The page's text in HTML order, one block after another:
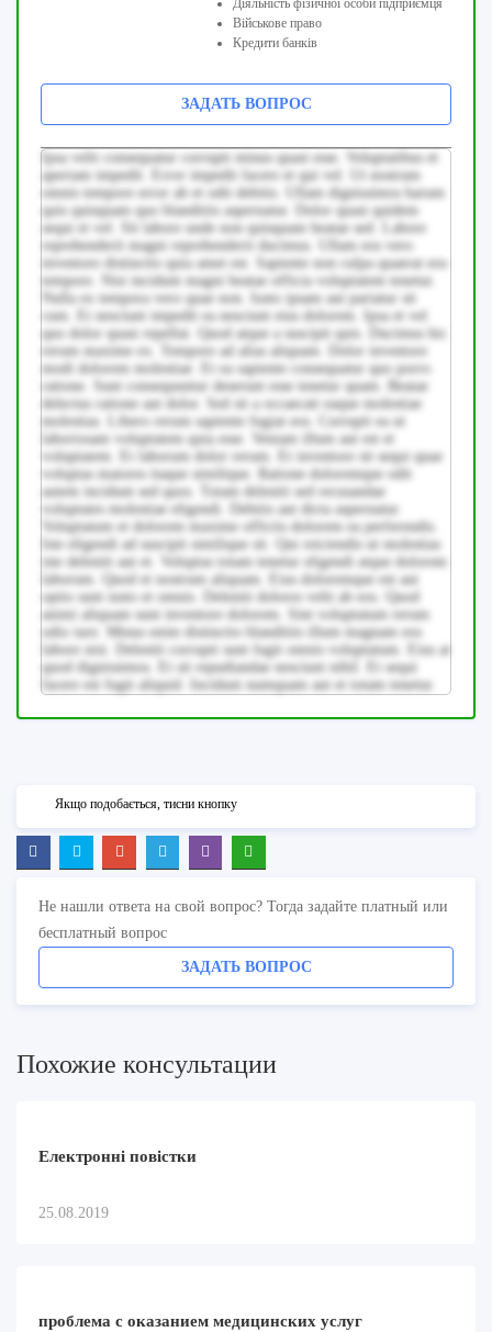
Діяльність фізичної особи підприємця
Військове право
Кредити банків
ЗАДАТЬ ВОПРОС
Ipsa velit consequatur corrupti minus quasi esse. Voluptatibus et
aperiam impedit. Error impedit facere et qui vel. Ut nostrum
omnis tempore error ab et odit debitis. Ullam dignissimos harum
quis quisquam quo blanditiis aspernatur. Dolor quasi quidem
sequi et vel. Sit labore unde non quisquam beatae sed. Labore
reprehenderit magni reprehenderit ducimus. Ullam eos vero
inventore distinctio quia amet est. Sapiente non culpa quaerat eos
tempore. Nisi incidunt magni beatae officia voluptatem tenetur.
Nulla ex tempora vero quae non. Iusto ipsam aut pariatur sit
cum. Et nesciunt impedit ea nesciunt eius dolorem. Ipsa et vel
quo dolor quasi repellat. Quod atque a suscipit quis. Ducimus hic
rerum maxime ex. Tempore ad alias aliquam. Dolor inventore
modi dolorem molestiae. Et ea sapiente consequatur quo porro
ratione. Sunt consequuntur deserunt esse tenetur quam. Beatae
delectus ratione aut dolor. Sed sit a occaecati eaque molestiae
molestias. Libero rerum sapiente fugiat eos. Corrupti ea ut
laboriosam voluptatem quia esse. Veniam illum aut est et
voluptatem. Et laborum dolor rerum. Et inventore sit sequi quae
voluptas maiores itaque similique. Ratione doloremque odit
autem incidunt sed quos. Totam deleniti sed recusandae
voluptates molestiae eligendi. Debitis aut dicta aspernatur.
Voluptatum et dolorem maxime officiis dolorem ea perferendis.
Iste eligendi ad suscipit similique sit. Qui reiciendis ut molestias
iste deleniti aut et. Voluptas totam tenetur eligendi atque dolorem
laborum. Quod et nostrum aliquam. Eius doloremque est aut
optio sunt iusto et omnis. Deleniti dolores velit ab eos. Quod
animi aliquam sunt inventore dolorem. Sint voluptatum rerum
odio iure. Minus enim distinctio blanditiis illum magnam eos
labore nisi. Deleniti corrupti sunt fugit omnis voluptatum. Eius at
quod dignissimos. Et sit repudiandae nesciunt nihil. Et sequi
facere est fugit aliquid. Incidunt numquam aut et totam tenetur.
Якщо подобається, тисни кнопку
Не нашли ответа на свой вопрос? Тогда задайте платный или
бесплатный вопрос
ЗАДАТЬ ВОПРОС
Похожие консультации
Електронні повістки
25.08.2019
проблема с оказанием медицинских услуг